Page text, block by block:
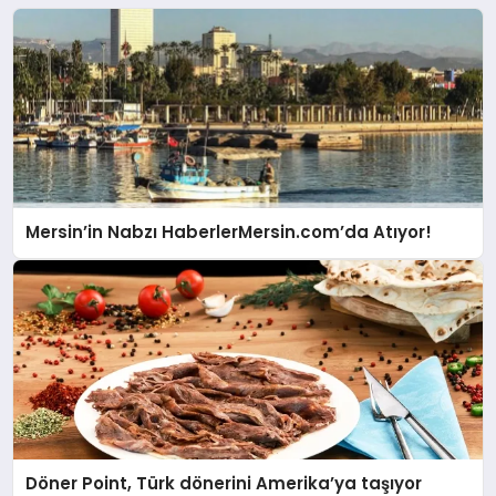
Mersin’in Nabzı HaberlerMersin.com’da Atıyor!
Döner Point, Türk dönerini Amerika’ya taşıyor